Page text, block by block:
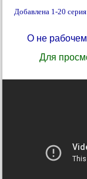
Добавлена 1-20
О не
Для